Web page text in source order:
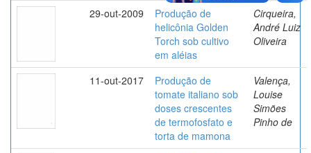
29-out-2009
Produção de
helicônia Golden
Torch sob cultivo
em aléias
Cirqueira,
André Luiz
Oliveira
11-out-2017
Produção de
tomate italiano sob
doses crescentes
de termofosfato e
torta de mamona
Valença,
Louise
Simões
Pinho de